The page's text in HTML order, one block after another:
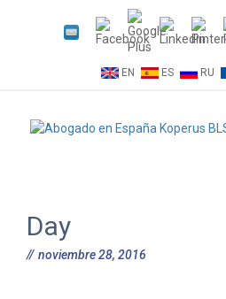
EN ES RU
Day
noviembre 28, 2016